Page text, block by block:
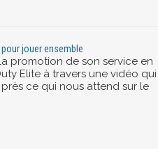
jouer ensemble
promotion de son service en
Elite à travers une vidéo qui
ce qui nous attend sur le